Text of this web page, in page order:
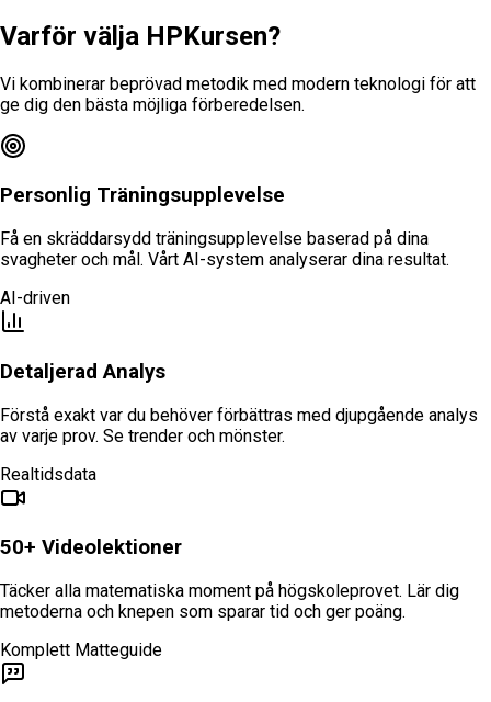
Varför välja HPKursen?
Vi kombinerar beprövad metodik med modern teknologi för att
ge dig den bästa möjliga förberedelsen.
Personlig Träningsupplevelse
Få en skräddarsydd träningsupplevelse baserad på dina
svagheter och mål. Vårt AI-system analyserar dina resultat.
AI-driven
Detaljerad Analys
Förstå exakt var du behöver förbättras med djupgående analys
av varje prov. Se trender och mönster.
Realtidsdata
50+ Videolektioner
Täcker alla matematiska moment på högskoleprovet. Lär dig
metoderna och knepen som sparar tid och ger poäng.
Komplett Matteguide